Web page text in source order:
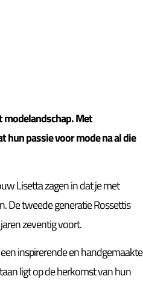
modelandschap. Met
hun passie voor mode na al die
Lisetta zagen in dat je met
De tweede generatie Rossettis
zeventig voort.
inspirerende en handgemaakte
ligt op de herkomst van hun